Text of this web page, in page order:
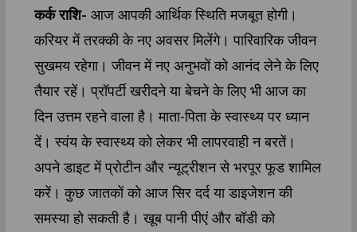
कर्क राशि- आज आपकी आर्थिक स्थिति मजबूत होगी।
करियर में तरक्की के नए अवसर मिलेंगे। पारिवारिक जीवन
सुखमय रहेगा। जीवन में नए अनुभवों को आनंद लेने के लिए
तैयार रहें। प्रॉपर्टी खरीदने या बेचने के लिए भी आज का
दिन उत्तम रहने वाला है। माता-पिता के स्वास्थ्य पर ध्यान
दें। स्वंय के स्वास्थ्य को लेकर भी लापरवाही न बरतें।
अपने डाइट में प्रोटीन और न्यूट्रीशन से भरपूर फूड शामिल
करें। कुछ जातकों को आज सिर दर्द या डाइजेशन की
समस्या हो सकती है। खूब पानी पीएं और बॉडी को